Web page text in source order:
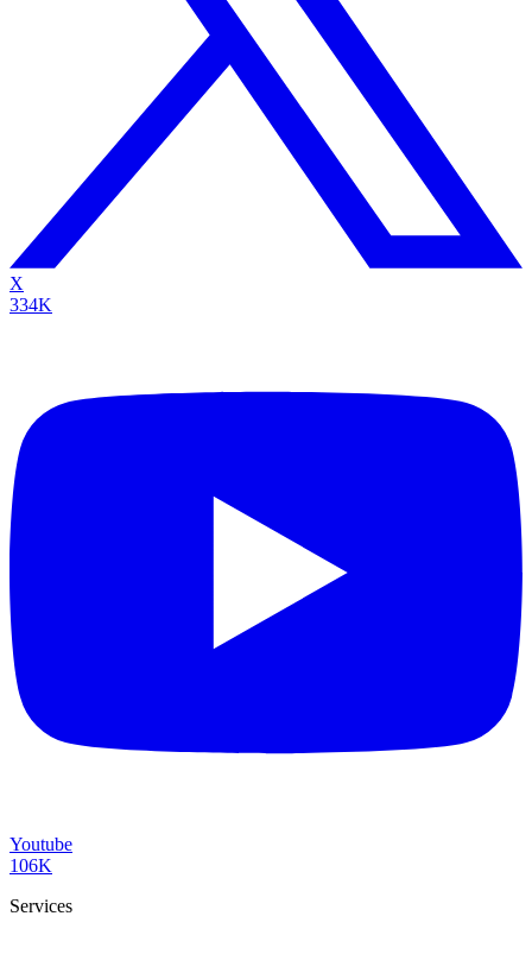
X
334K
Youtube
106K
Services